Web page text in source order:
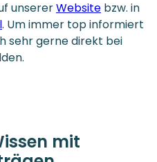
unsererWebsite bzw. in
. Um immer top informiert
sehr gerne direkt bei
mit